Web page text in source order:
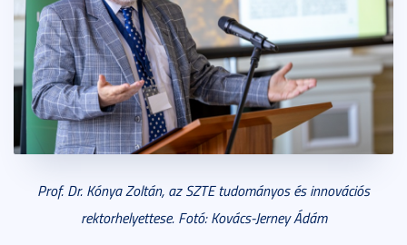
Prof. Dr. Kónya Zoltán, az SZTE tudományos és innovációs
rektorhelyettese. Fotó: Kovács-Jerney Ádám